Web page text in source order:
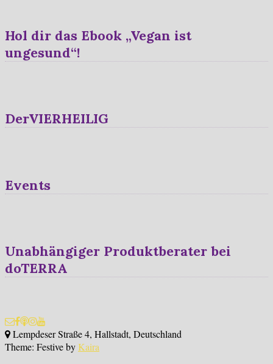
Hol dir das Ebook „Vegan ist
ungesund“!
DerVIERHEILIG
Events
Unabhängiger Produktberater bei
doTERRA
Lempdeser Straße 4, Hallstadt, Deutschland
Theme: Festive byKaira